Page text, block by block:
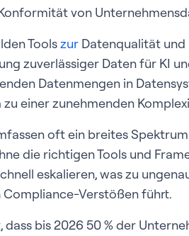
von
Toolszur Datenqualität und
zuverlässiger Daten für KI
Datenmengen in
einer zunehmenden
oft ein breites
die richtigen Tools und
eskalieren, was zu
Compliance-Verstößen führt.
dass bis 2026 50 % der